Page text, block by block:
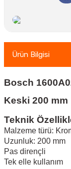
Ürün Bilgisi
Bosch
Keski 200 mm
Teknik
Malzeme türü:
Uzunluk: 200 mm
Pas dirençli
Tek elle kullanım